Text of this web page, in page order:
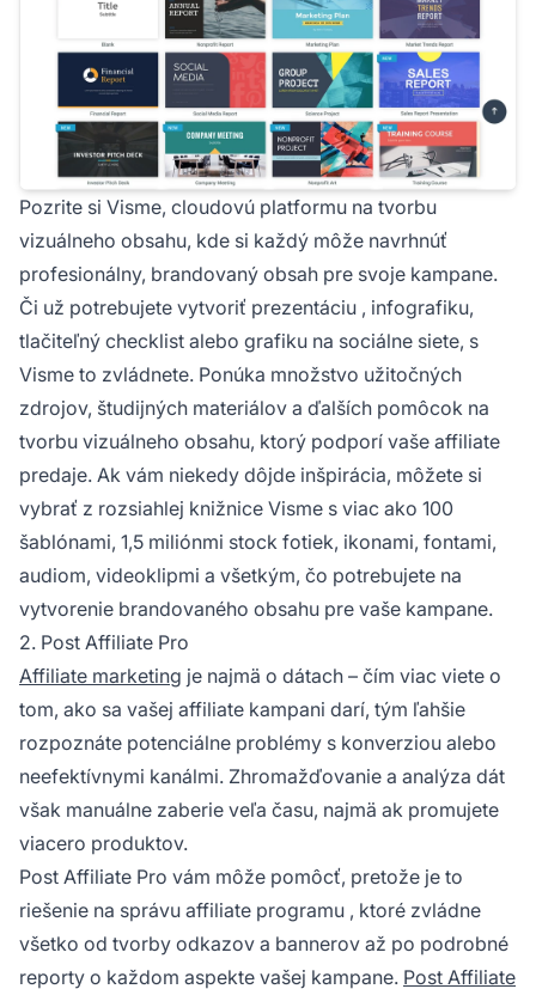
Pozrite si Visme, cloudovú platformu na tvorbu
vizuálneho obsahu, kde si každý môže navrhnúť
profesionálny, brandovaný obsah pre svoje kampane.
Či už potrebujete vytvoriť prezentáciu , infografiku,
tlačiteľný checklist alebo grafiku na sociálne siete, s
Visme to zvládnete. Ponúka množstvo užitočných
zdrojov, študijných materiálov a ďalších pomôcok na
tvorbu vizuálneho obsahu, ktorý podporí vaše affiliate
predaje. Ak vám niekedy dôjde inšpirácia, môžete si
vybrať z rozsiahlej knižnice Visme s viac ako 100
šablónami, 1,5 miliónmi stock fotiek, ikonami, fontami,
audiom, videoklipmi a všetkým, čo potrebujete na
vytvorenie brandovaného obsahu pre vaše kampane.
2. Post Affiliate Pro
Affiliate marketing je najmä o dátach – čím viac viete o
tom, ako sa vašej affiliate kampani darí, tým ľahšie
rozpoznáte potenciálne problémy s konverziou alebo
neefektívnymi kanálmi. Zhromažďovanie a analýza dát
však manuálne zaberie veľa času, najmä ak promujete
viacero produktov.
Post Affiliate Pro vám môže pomôcť, pretože je to
riešenie na správu affiliate programu , ktoré zvládne
všetko od tvorby odkazov a bannerov až po podrobné
reporty o každom aspekte vašej kampane. Post Affiliate